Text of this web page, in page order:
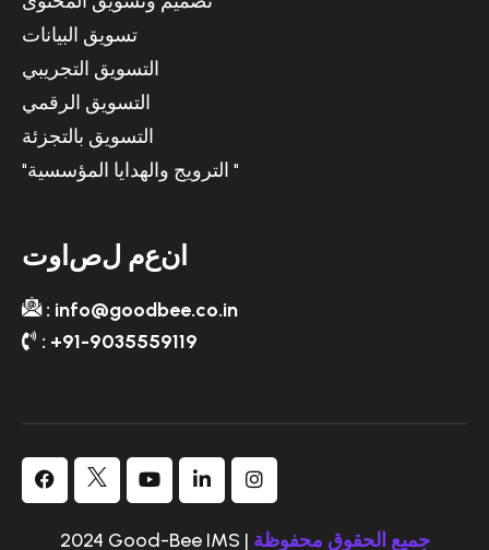
تسويق البيانات
التسويق التجريبي
التسويق الرقمي
التسويق بالتجزئة
"الترويج والهدايا المؤسسية "
تو صل معن
: info@goodbee.co.in
: +91-9035559119
2024 Good-Bee IMS | جميع الحقوق محفوظة